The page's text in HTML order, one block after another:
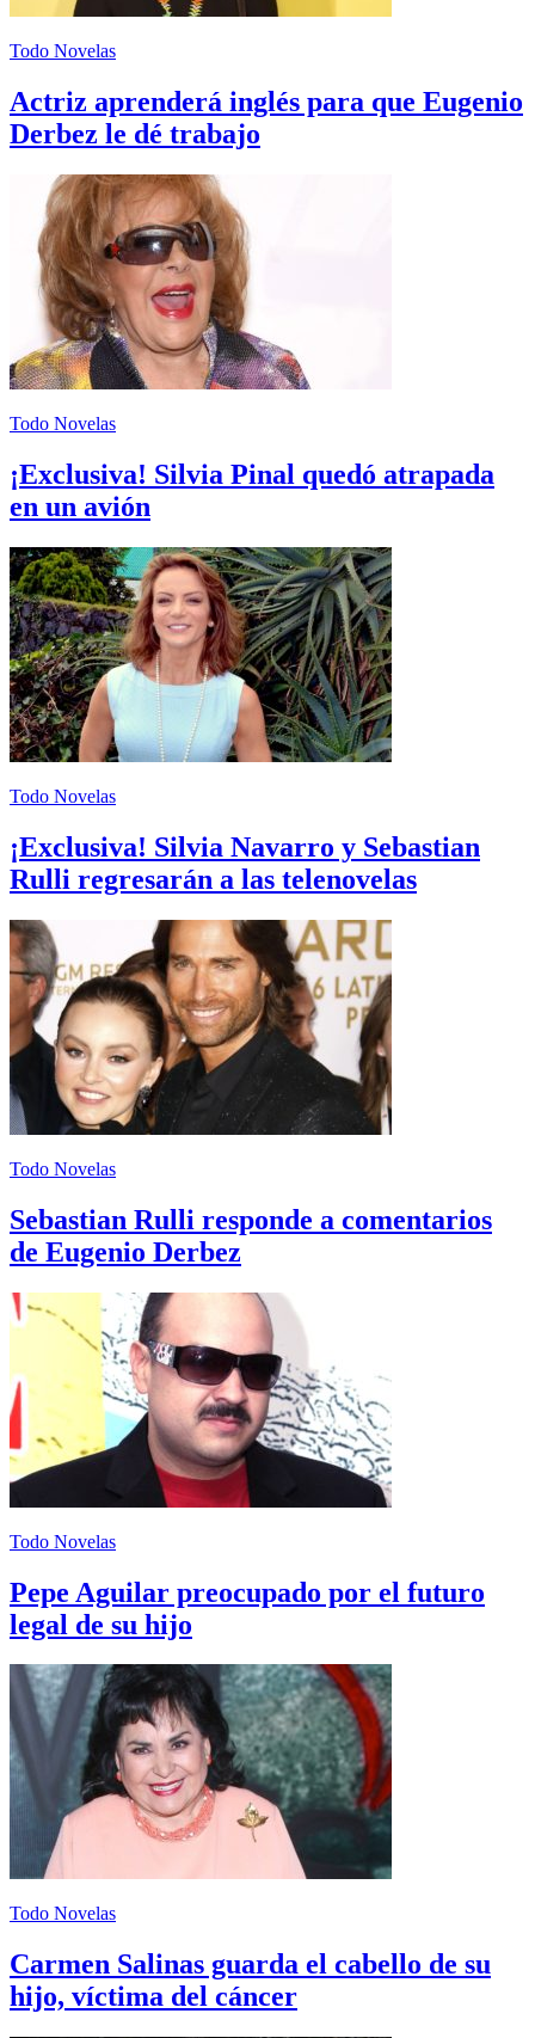
Todo Novelas
Actriz aprenderá inglés para que Eugenio
Derbez le dé trabajo
Todo Novelas
¡Exclusiva! Silvia Pinal quedó atrapada
en un avión
Todo Novelas
¡Exclusiva! Silvia Navarro y Sebastian
Rulli regresarán a las telenovelas
Todo Novelas
Sebastian Rulli responde a comentarios
de Eugenio Derbez
Todo Novelas
Pepe Aguilar preocupado por el futuro
legal de su hijo
Todo Novelas
Carmen Salinas guarda el cabello de su
hijo, víctima del cáncer